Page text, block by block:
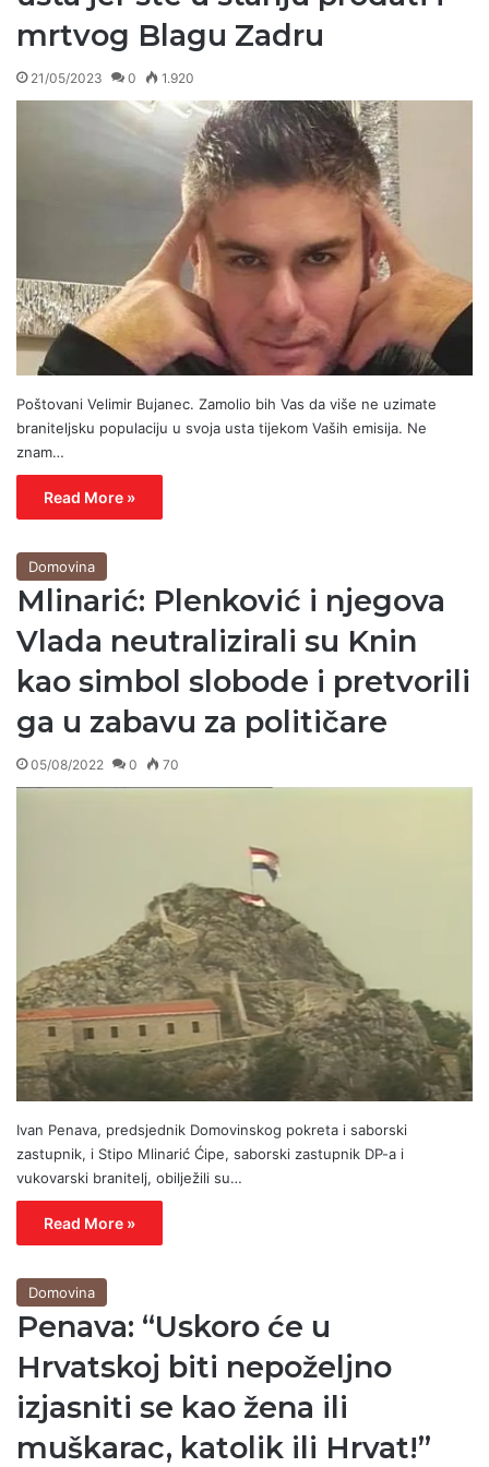
mrtvog Blagu Zadru
21/05/2023 0 1.920
Poštovani Velimir Bujanec. Zamolio bih Vas da više ne uzimate
braniteljsku populaciju u svoja usta tijekom Vaših emisija. Ne
znam…
Read More »
Domovina
Mlinarić: Plenković i njegova
Vlada neutralizirali su Knin
kao simbol slobode i pretvorili
ga u zabavu za političare
05/08/2022 0 70
Ivan Penava, predsjednik Domovinskog pokreta i saborski
zastupnik, i Stipo Mlinarić Ćipe, saborski zastupnik DP-a i
vukovarski branitelj, obilježili su…
Read More »
Domovina
Penava: “Uskoro će u
Hrvatskoj biti nepoželjno
izjasniti se kao žena ili
muškarac, katolik ili Hrvat!”